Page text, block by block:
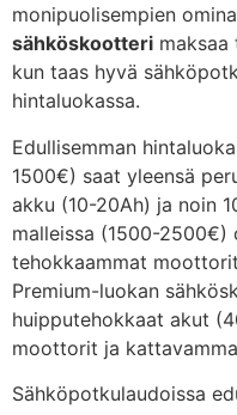
monipuolisempien
sähköskootteri
kun taas hyvä
hintaluokassa.
Edullisemman
1500€) saat yleensä
akku (10-20Ah) ja noin
malleissa (1500-2500€)
tehokkaammat
Premium-luokan
huipputehokkaat akut
moottorit ja
Sähköpotkulaudoissa